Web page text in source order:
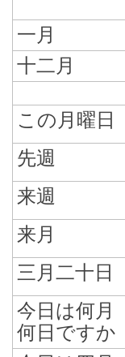
一月
十二月
この月曜日
先週
来週
来月
三月二十日
今日は何月
何日ですか